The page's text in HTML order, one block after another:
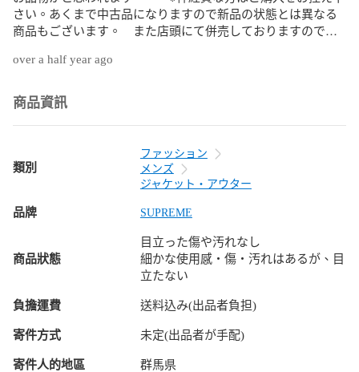
さい。あくまで中古品になりますので新品の状態とは異なる
商品もございます。　また店頭にて併売しておりますので、
上でのご購入をご検討下さい。
【備考】販売店は「ベクトル太田店」で検索！所在地： 群馬
県太田市西矢島町621-5
商品のお問い合わせの回答を休止しております。＊各商品ペ
ージの商品詳細等をご確認の上ご購入ください。
他サイトや店舗にて販売している商品です。多少のお時間差
にて欠品になることもございます。予めご了承頂ますようお
願い致します。
over a half year ago
商品資訊
類別
ファッション
メンズ
ジャケット・アウター
品牌 SUPREME
商品狀態
目立った傷や汚れなし
細かな使用感・傷・汚れはあるが、目
立たない
負擔運費 送料込み(出品者負担)
寄件方式 未定(出品者が手配)
寄件人的地區 群馬県